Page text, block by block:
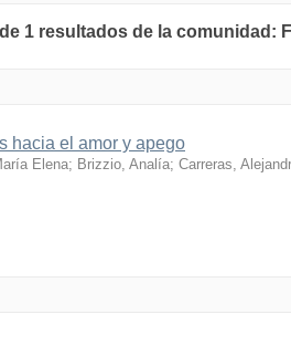
1 resultados de la comunidad:
hacia el amor y apego
Elena; Brizzio, Analía; Carreras,